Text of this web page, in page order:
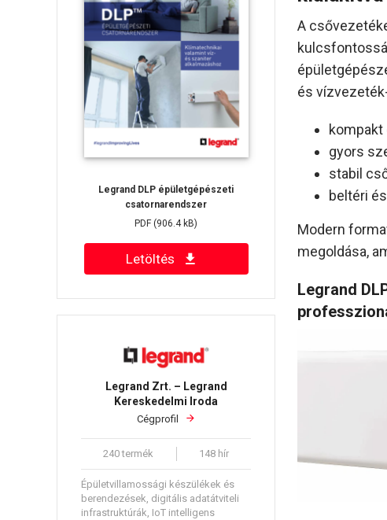
Legrand DLP épületgépészeti
csatornarendszer
PDF (906.4 kB)
Letöltés
Legrand Zrt. – Legrand
Kereskedelmi Iroda
Cégprofil
240 termék 148 hír
Épületvillamossági készülékek és
berendezések, digitális adatátviteli
infrastruktúrák, IoT intelligens
A
és
gyors
stabil
beltéri
Modern
megoldása,
Legrand